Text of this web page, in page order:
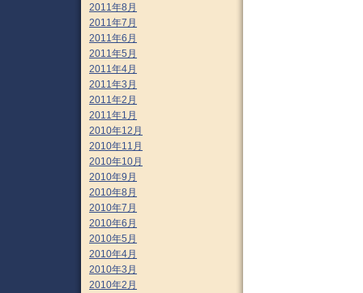
2011年8月
2011年7月
2011年6月
2011年5月
2011年4月
2011年3月
2011年2月
2011年1月
2010年12月
2010年11月
2010年10月
2010年9月
2010年8月
2010年7月
2010年6月
2010年5月
2010年4月
2010年3月
2010年2月